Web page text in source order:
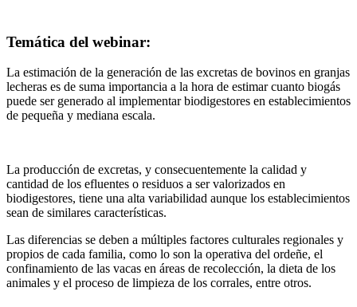
Temática del webinar:
La estimación de la generación de las excretas de bovinos en granjas
lecheras es de suma importancia a la hora de estimar cuanto biogás
puede ser generado al implementar biodigestores en establecimientos
de pequeña y mediana escala.
La producción de excretas, y consecuentemente la calidad y
cantidad de los efluentes o residuos a ser valorizados en
biodigestores, tiene una alta variabilidad aunque los establecimientos
sean de similares características.
Las diferencias se deben a múltiples factores culturales regionales y
propios de cada familia, como lo son la operativa del ordeñe, el
confinamiento de las vacas en áreas de recolección, la dieta de los
animales y el proceso de limpieza de los corrales, entre otros.